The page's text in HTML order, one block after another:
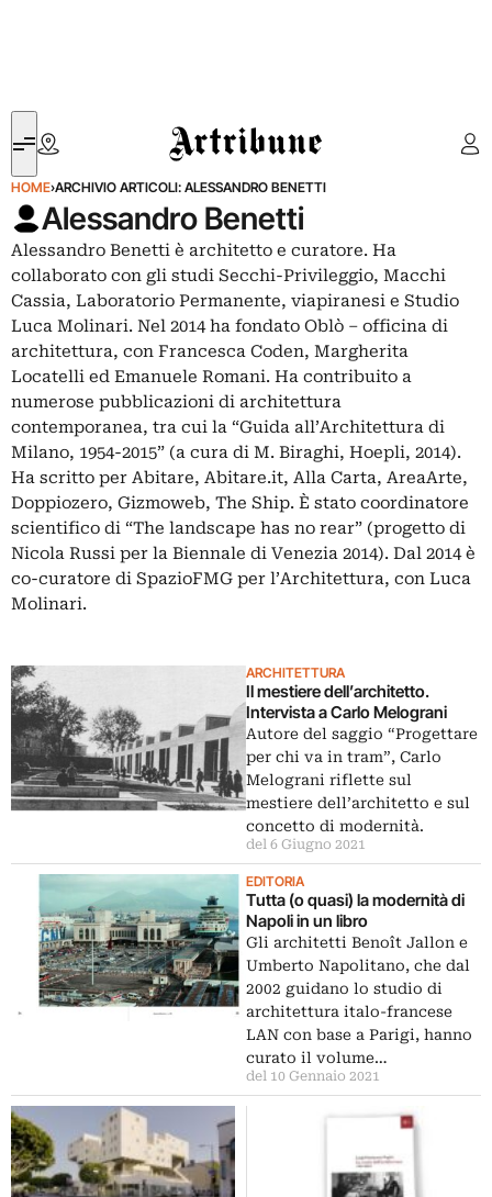
Artribune
HOME›ARCHIVIO ARTICOLI: ALESSANDRO BENETTI
Alessandro Benetti
Alessandro Benetti è architetto e curatore. Ha
collaborato con gli studi Secchi-Privileggio, Macchi
Cassia, Laboratorio Permanente, viapiranesi e Studio
Luca Molinari. Nel 2014 ha fondato Oblò – officina di
architettura, con Francesca Coden, Margherita
Locatelli ed Emanuele Romani. Ha contribuito a
numerose pubblicazioni di architettura
contemporanea, tra cui la “Guida all’Architettura di
Milano, 1954-2015” (a cura di M. Biraghi, Hoepli, 2014).
Ha scritto per Abitare, Abitare.it, Alla Carta, AreaArte,
Doppiozero, Gizmoweb, The Ship. È stato coordinatore
scientifico di “The landscape has no rear” (progetto di
Nicola Russi per la Biennale di Venezia 2014). Dal 2014 è
co-curatore di SpazioFMG per l’Architettura, con Luca
Molinari.
ARCHITETTURA
Il mestiere dell’architetto.
Intervista a Carlo Melograni
Autore del saggio “Progettare
per chi va in tram”, Carlo
Melograni riflette sul
mestiere dell’architetto e sul
concetto di modernità.
del 6 Giugno 2021
EDITORIA
Tutta (o quasi) la modernità di
Napoli in un libro
Gli architetti Benoît Jallon e
Umberto Napolitano, che dal
2002 guidano lo studio di
architettura italo-francese
LAN con base a Parigi, hanno
curato il volume…
del 10 Gennaio 2021